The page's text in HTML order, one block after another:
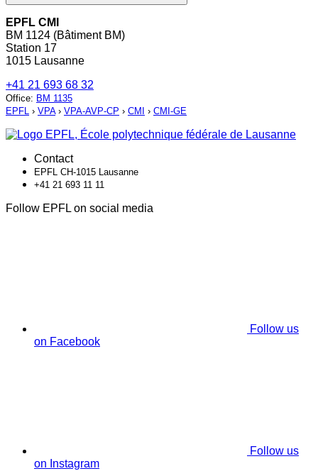
EPFL CMI
BM 1124 (Bâtiment BM)
Station 17
1015 Lausanne
+41 21 693 68 32
Office: BM 1135
EPFL › VPA› VPA-AVP-CP › CMI › CMI-GE
Contact
EPFL CH-1015 Lausanne
+41 21 693 11 11
Follow EPFL on social media
Follow us
on Facebook
Follow us
on Instagram